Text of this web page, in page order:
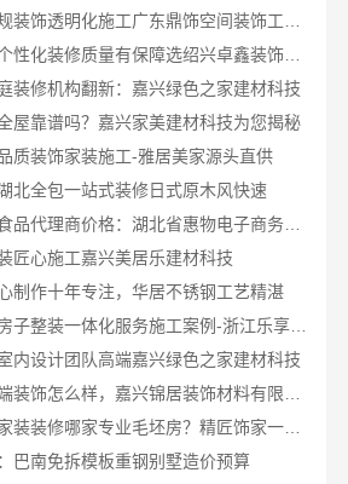
绍兴城区个性化装修质量有保障选绍兴卓鑫装饰材料有限公司
装修机构翻新：嘉兴绿色之家建材科技
屋靠谱吗？嘉兴家美建材科技为您揭秘
质装饰家装施工-雅居美家源头直供
北全包一站式装修日式原木风快速
小型生鲜食品代理商价格：湖北省惠物电子商务有限公司
匠心施工嘉兴美居乐建材科技
制作十年专注，华居不锈钢工艺精湛
浙江本地房子整装一体化服务施工案例-浙江乐享新材料
内设计团队高端嘉兴绿色之家建材科技
广州本地家装装修哪家专业毛坯房？精匠饰家一站式服务
巴南免拆模板重钢别墅造价预算